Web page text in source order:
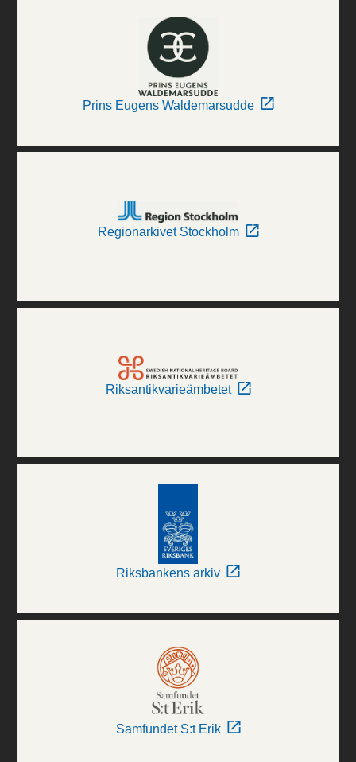
Prins Eugens Waldemarsudde
Regionarkivet Stockholm
Riksantikvarieämbetet
Riksbankens arkiv
Samfundet S:t Erik